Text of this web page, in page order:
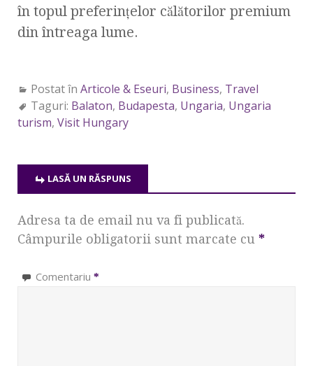
în topul preferințelor călătorilor premium
din întreaga lume.
Postat în Articole & Eseuri, Business, Travel
Taguri: Balaton, Budapesta, Ungaria, Ungaria
turism, Visit Hungary
LASĂ UN RĂSPUNS
Adresa ta de email nu va fi publicată.
Câmpurile obligatorii sunt marcate cu *
Comentariu *